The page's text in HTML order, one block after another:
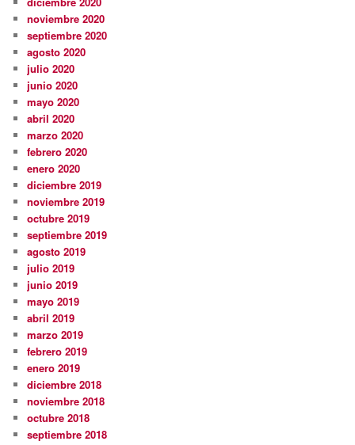
noviembre 2020
septiembre 2020
agosto 2020
julio 2020
junio 2020
mayo 2020
abril 2020
marzo 2020
febrero 2020
enero 2020
diciembre 2019
noviembre 2019
octubre 2019
septiembre 2019
agosto 2019
julio 2019
junio 2019
mayo 2019
abril 2019
marzo 2019
febrero 2019
enero 2019
diciembre 2018
noviembre 2018
octubre 2018
septiembre 2018